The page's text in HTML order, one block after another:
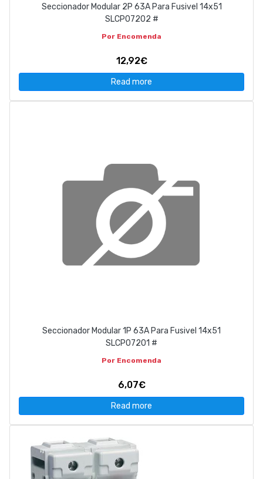
Seccionador Modular 2P 63A Para Fusivel 14x51
SLCP07202 #
Por Encomenda
12,92€
Read more
Seccionador Modular 1P 63A Para Fusivel 14x51
SLCP07201 #
Por Encomenda
6,07€
Read more